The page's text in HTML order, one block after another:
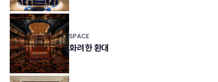
SPACE
화려한 환대